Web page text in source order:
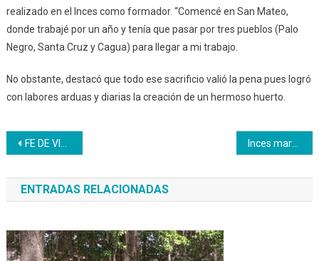
realizado en el Inces como formador. “Comencé en San Mateo,
donde trabajé por un año y tenía que pasar por tres pueblos (Palo
Negro, Santa Cruz y Cagua) para llegar a mi trabajo.
No obstante, destacó que todo ese sacrificio valió la pena pues logró
con labores arduas y diarias la creación de un hermoso huerto.
Navegación
de
entradas
FE DE VIDA PERSONAL JUBILADO, PENSIONADO Y SOBREVIVIENTES Inces marchó por la paz
ENTRADAS RELACIONADAS